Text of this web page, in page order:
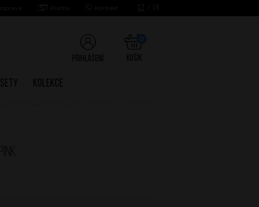
Doprava Platba Kontakt
Sety Kolekce
Přihlášení Košík